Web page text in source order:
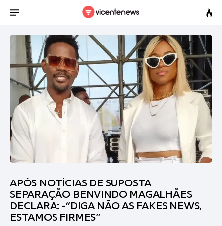
APÓS NOTÍCIAS DE SUPOSTA
SEPARAÇÃO BENVINDO MAGALHÃES
DECLARA: -“DIGA NÃO AS FAKES NEWS,
ESTAMOS FIRMES”